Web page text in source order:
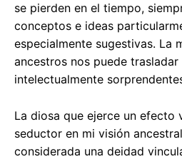
se pierden en el tiempo,
conceptos e ideas
especialmente sugestivas. La
ancestros nos puede trasladar
intelectualmente
La diosa que ejerce un efecto
seductor en mi visión
considerada una deidad